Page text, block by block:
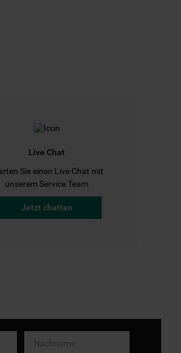
Live Chat
Sie einen Live Chat mit
unserem Service Team
Jetzt chatten